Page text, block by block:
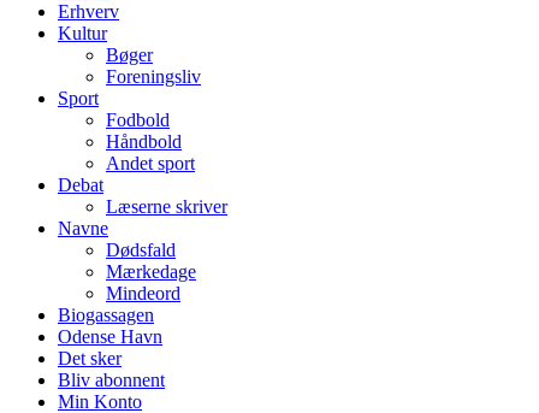
Erhverv
Kultur
Bøger
Foreningsliv
Sport
Fodbold
Håndbold
Andet sport
Debat
Læserne skriver
Navne
Dødsfald
Mærkedage
Mindeord
Biogassagen
Odense Havn
Det sker
Bliv abonnent
Min Konto